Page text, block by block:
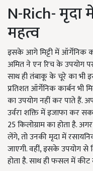
N-Rich- मृदा
महत्व
इसके आगे मिट्टी में ऑर्गेनिक
अमित ने एन रिच के उपयोग
साथ ही तंबाकू के चूरे का भी
प्रतिशत ऑर्गेनिक कार्बन भी
का उपयोग नहीं कर पाते हैं.
उर्वरा शक्ति में इजाफा कर
25 किलोग्राम का होता है.
लेंगे, तो उनकी मृदा में
जाएगी. वहीं, इसके उपयोग से
होता है. साथ ही फसल में